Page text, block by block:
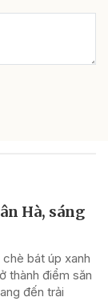
Hà, sáng
bát úp xanh
thành điểm săn
đến trải